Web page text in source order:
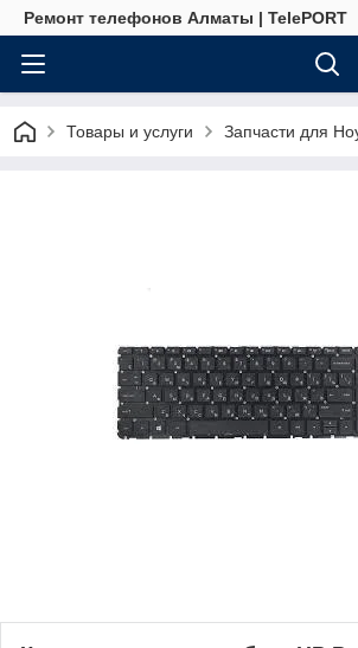
Ремонт телефонов Алматы | TelePORT
Товары и услуги Запчасти для